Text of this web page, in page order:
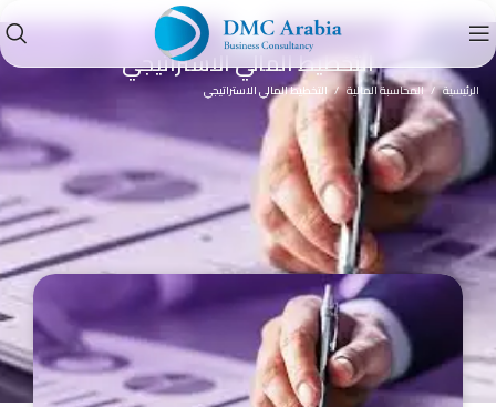
دورة
التخطيط المالي الاستراتيجي
الرئيسية المحاسبة المالية التخطيط المالي الاستراتيجي